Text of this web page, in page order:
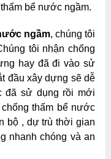
bể nước ngầm.
ngầm, chúng tôi
tôi nhận chống
hay đã đi vào sử
đầu xây dựng sẽ dễ
đã sử dụng rồi mới
thấm bể nước
bộ , dự trù thời gian
nhanh chóng và an